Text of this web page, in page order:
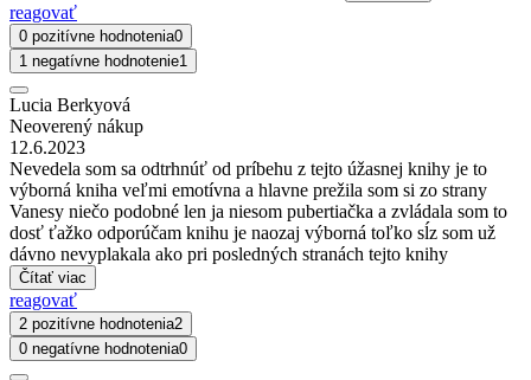
reagovať
0 pozitívne hodnotenia0
1 negatívne hodnotenie1
Lucia Berkyová
Neoverený nákup
12.6.2023
Nevedela som sa odtrhnúť od príbehu z tejto úžasnej knihy je to
výborná kniha veľmi emotívna a hlavne prežila som si zo strany
Vanesy niečo podobné len ja niesom pubertiačka a zvládala som to
dosť ťažko odporúčam knihu je naozaj výborná toľko sĺz som už
dávno nevyplakala ako pri posledných stranách tejto knihy
Čítať viac
reagovať
2 pozitívne hodnotenia2
0 negatívne hodnotenia0